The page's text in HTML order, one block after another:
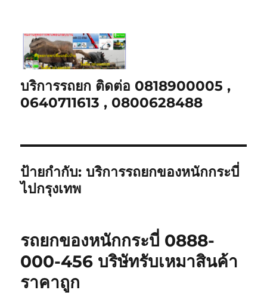
บริการรถยก ติดต่อ 0818900005 ,
0640711613 , 0800628488
ป้ายกำกับ:บริการรถยกของหนักกระบี่
ไปกรุงเทพ
รถยกของหนักกระบี่ 0888-
000-456 บริษัทรับเหมาสินค้า
ราคาถูก